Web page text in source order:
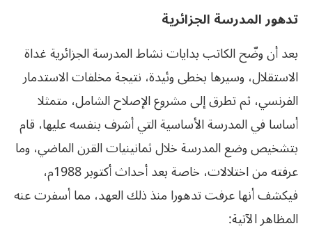
تدهور المدرسة الجزائرية
بعد أن وضّح الكاتب بدايات نشاط المدرسة الجزائرية غداة
الاستقلال، وسيرها بخطى وئيدة، نتيجة مخلفات الاستدمار
الفرنسي، ثم تطرق إلى مشروع الإصلاح الشامل، متمثلا
أساسا في المدرسة الأساسية التي أشرف بنفسه عليها، قام
بتشخيص وضع المدرسة خلال ثمانينيات القرن الماضي، وما
عرفته من اختلالات، خاصة بعد أحداث أكتوبر 1988م،
فيكشف أنها عرفت تدهورا منذ ذلك العهد، مما أسفرت عنه
المظاهر الآتية: